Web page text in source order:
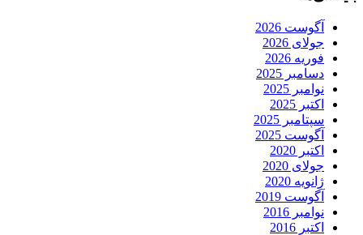
آگوست 2026
جولای 2026
فوریه 2026
دسامبر 2025
نوامبر 2025
اکتبر 2025
سپتامبر 2025
آگوست 2025
اکتبر 2020
جولای 2020
ژانویه 2020
آگوست 2019
نوامبر 2016
اکتبر 2016